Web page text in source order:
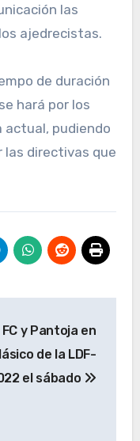
las
ajedrecistas.
de duración
hará por los
actual, pudiendo
las directivas que
FC y Pantoja en
de la LDF-
el sábado